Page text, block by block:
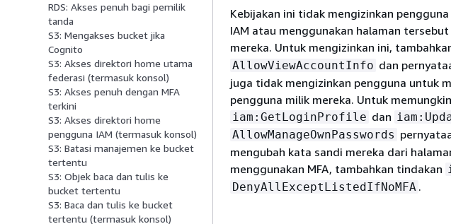
RDS: Akses penuh bagi pemilik
tanda
S3: Mengakses bucket jika
Cognito
S3: Akses direktori home utama
federasi (termasuk konsol)
S3: Akses penuh dengan MFA
terkini
S3: Akses direktori home
pengguna IAM (termasuk konsol)
S3: Batasi manajemen ke bucket
tertentu
S3: Objek baca dan tulis ke
bucket tertentu
S3: Baca dan tulis ke bucket
tertentu (termasuk konsol)
Kebijakan ini tidak mengizinkan
IAM atau menggunakan halaman
mereka. Untuk mengizinkan ini,
AllowViewAccountInfo dan
juga tidak mengizinkan pengguna untuk
pengguna milik mereka. Untuk
iam:GetLoginProfile dan
AllowManageOwnPasswords
mengubah kata sandi mereka dari
menggunakan MFA, tambahkan tindakan
DenyAllExceptListedIfNoMFA .